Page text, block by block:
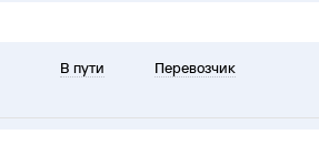
В пути Перевозчик